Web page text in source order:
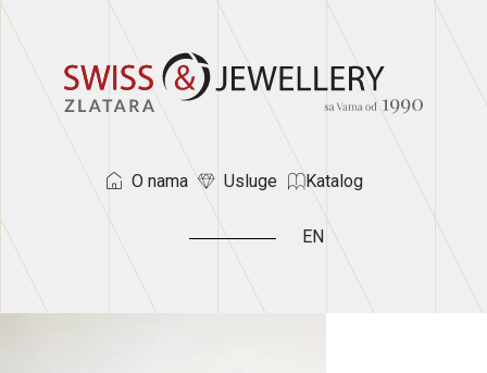
O nama Usluge Katalog
EN